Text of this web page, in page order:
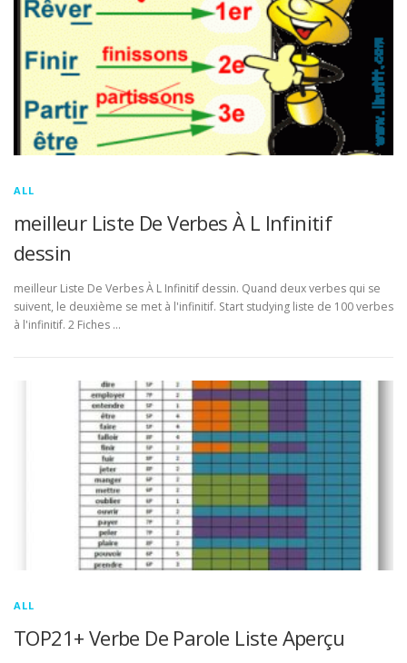
ALL
meilleur Liste De Verbes À L Infinitif
dessin
meilleur Liste De Verbes À L Infinitif dessin. Quand deux verbes qui se
suivent, le deuxième se met à l'infinitif. Start studying liste de 100 verbes
à l'infinitif. 2 Fiches …
ALL
TOP21+ Verbe De Parole Liste Aperçu